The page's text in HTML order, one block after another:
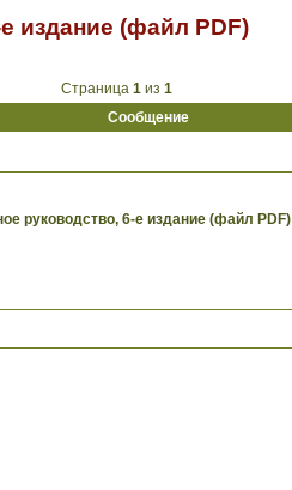
издание (файл PDF)
Страница 1из 1
Сообщение
руководство, 6-е издание (файл PDF)